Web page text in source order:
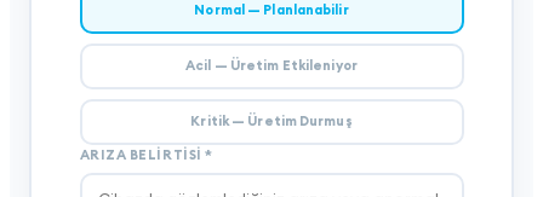
Normal — Planlanabilir
Acil — Üretim Etkileniyor
Kritik — Üretim Durmuş
ARIZA BELIRTISI *